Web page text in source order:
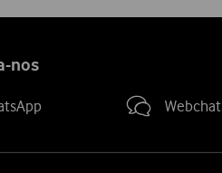
nos
Webchat